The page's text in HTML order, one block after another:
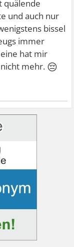
quälende
und auch nur
bissel
immer
hat mir
mehr. 😔